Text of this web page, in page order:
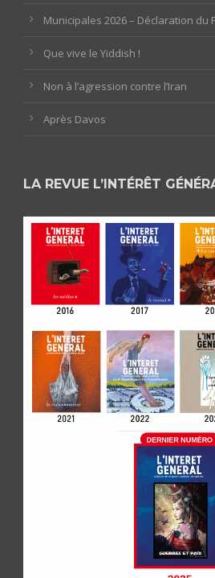
Municipales 2026 – Déclaration du
Que vive le Yiddish !
Non à l’agression contre l’Iran
Après Davos
LA REVUE L’INTÉRÊT